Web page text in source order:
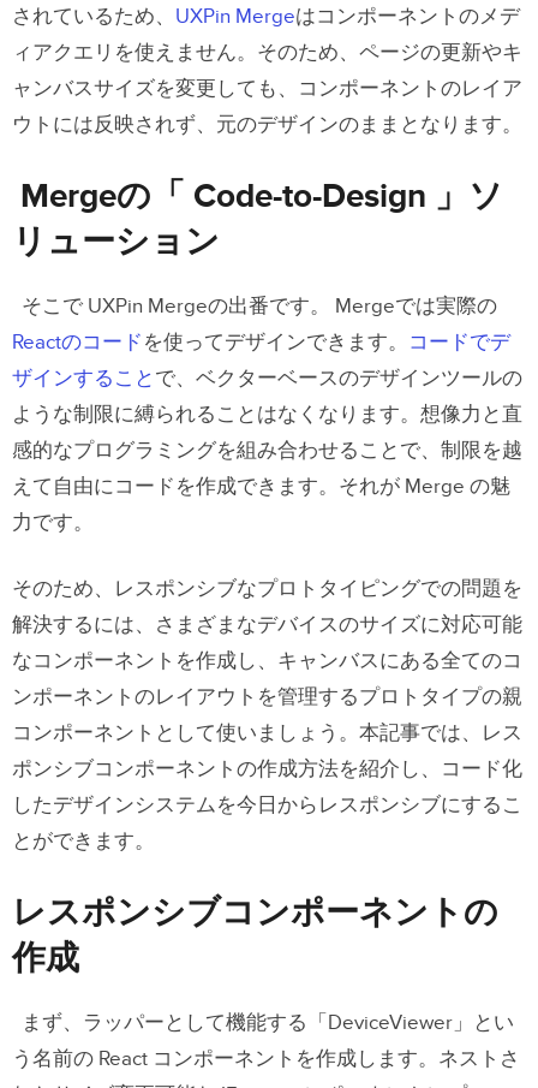
されているため、 UXPin Mergeはコンポーネントのメデ
ィアクエリを使えません。そのため、ページの更新やキ
ャンバスサイズを変更しても、コンポーネントのレイア
ウトには反映されず、元のデザインのままとなります。
Mergeの「 Code-to-Design 」 ソ
リューション
そこで UXPin Mergeの出番です。 Mergeでは実際の
Reactのコード を使ってデザインできます。 コードでデ
ザインすること で、ベクターベースのデザインツールの
ような制限に縛られることはなくなります。想像力と直
感的なプログラミングを組み合わせることで、制限を越
えて自由にコードを作成できます。それが Merge の魅
力です。
そのため、レスポンシブなプロトタイピングでの問題を
解決するには、さまざまなデバイスのサイズに対応可能
なコンポーネントを作成し、キャンバスにある全てのコ
ンポーネントのレイアウトを管理するプロトタイプの親
コンポーネントとして使いましょう。本記事では、レス
ポンシブコンポーネントの作成方法を紹介し、コード化
したデザインシステムを今日からレスポンシブにするこ
とができます。
レスポンシブコンポーネントの
作成
まず、ラッパーとして機能する「DeviceViewer」とい
う名前の React コンポーネントを作成します。ネストさ